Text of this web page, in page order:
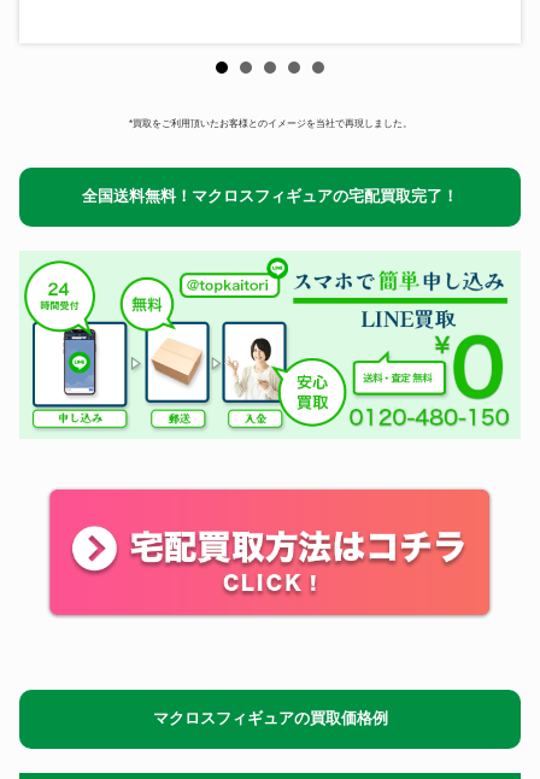
*買取をご利用頂いたお客様とのイメージを当社で再現しました。
全国送料無料！マクロスフィギュアの宅配買取完了！
マクロスフィギュアの買取価格例